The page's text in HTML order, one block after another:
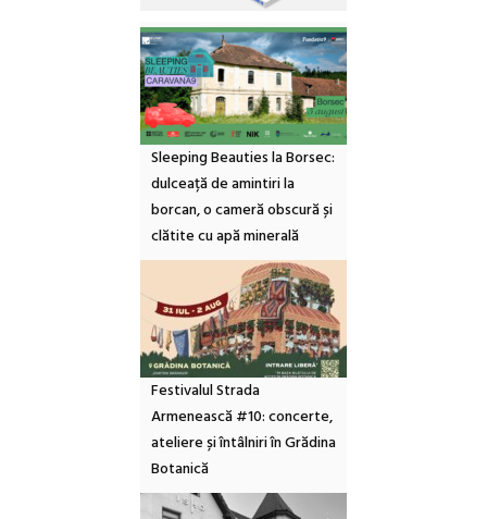
Sleeping Beauties la Borsec:
dulceață de amintiri la
borcan, o cameră obscură și
clătite cu apă minerală
Festivalul Strada
Armenească #10: concerte,
ateliere și întâlniri în Grădina
Botanică